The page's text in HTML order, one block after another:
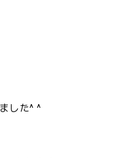
した^ ^